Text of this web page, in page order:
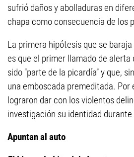
sufrió daños y abolladuras en
chapa como consecuencia de los
La primera hipótesis que se
es que el primer llamado de
sido “parte de la picardía” y que,
una emboscada premeditada. Por
lograron dar con los violentos
investigación su identidad durante
Apuntan al auto